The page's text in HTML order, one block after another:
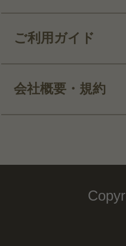
ご利用ガイド
会社概要・規約